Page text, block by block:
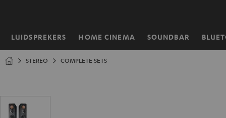
LUIDSPREKERS HOME CINEMA SOUNDBAR
Home
STEREO COMPLETE SETS